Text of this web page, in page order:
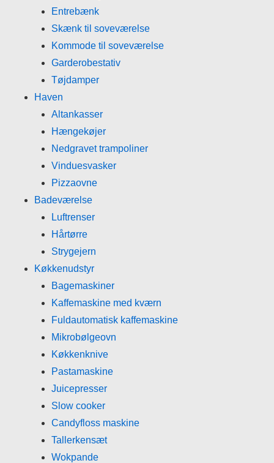
Entrebænk
Skænk til soveværelse
Kommode til soveværelse
Garderobestativ
Tøjdamper
Haven
Altankasser
Hængekøjer
Nedgravet trampoliner
Vinduesvasker
Pizzaovne
Badeværelse
Luftrenser
Hårtørre
Strygejern
Køkkenudstyr
Bagemaskiner
Kaffemaskine med kværn
Fuldautomatisk kaffemaskine
Mikrobølgeovn
Køkkenknive
Pastamaskine
Juicepresser
Slow cooker
Candyfloss maskine
Tallerkensæt
Wokpande